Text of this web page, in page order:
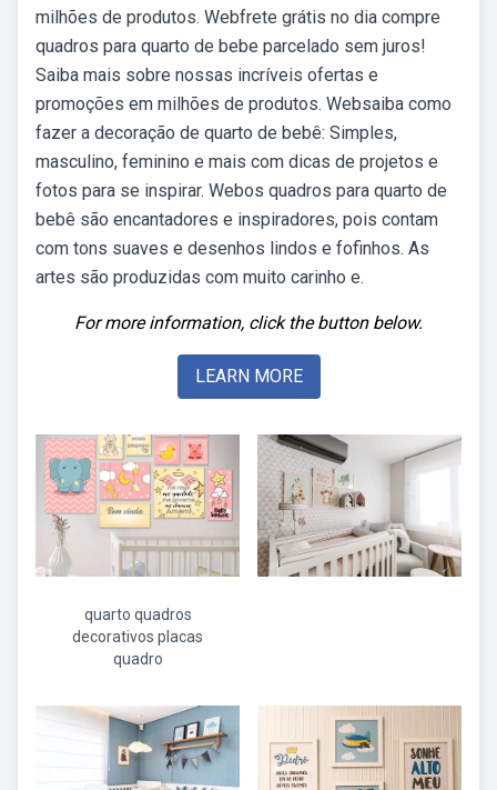
milhões de produtos. Webfrete grátis no dia compre
quadros para quarto de bebe parcelado sem juros!
Saiba mais sobre nossas incríveis ofertas e
promoções em milhões de produtos. Websaiba como
fazer a decoração de quarto de bebê: Simples,
masculino, feminino e mais com dicas de projetos e
fotos para se inspirar. Webos quadros para quarto de
bebê são encantadores e inspiradores, pois contam
com tons suaves e desenhos lindos e fofinhos. As
artes são produzidas com muito carinho e.
For more information, click the button below.
LEARN MORE
quarto quadros
decorativos placas
quadro